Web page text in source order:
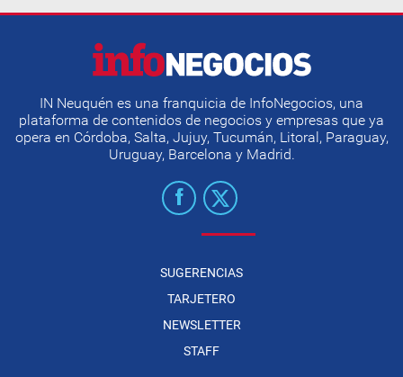
IN Neuquén es una franquicia de InfoNegocios, una
plataforma de contenidos de negocios y empresas que ya
opera en Córdoba, Salta, Jujuy, Tucumán, Litoral, Paraguay,
Uruguay, Barcelona y Madrid.
SUGERENCIAS
TARJETERO
NEWSLETTER
STAFF